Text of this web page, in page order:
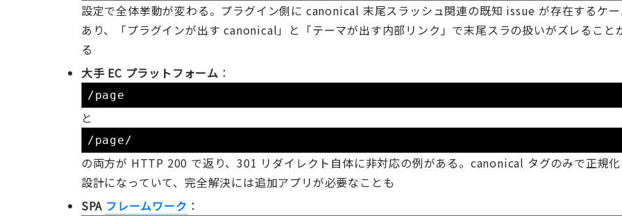
設定で全体挙動が変わる。プラグイン側に canonical 末尾スラッシュ関連の既知 issue が存在するケ
あり、「プラグインが出す canonical」と「テーマが出す内部リンク」で末尾スラの扱いがズレること
る
大手 EC プラットフォーム ：
/page
と
/page/
の両方が HTTP 200 で返り、301 リダイレクト自体に非対応の例がある。canonical タグのみで正規
設計になっていて、完全解決には追加アプリが必要なことも
SPA フレームワーク ：